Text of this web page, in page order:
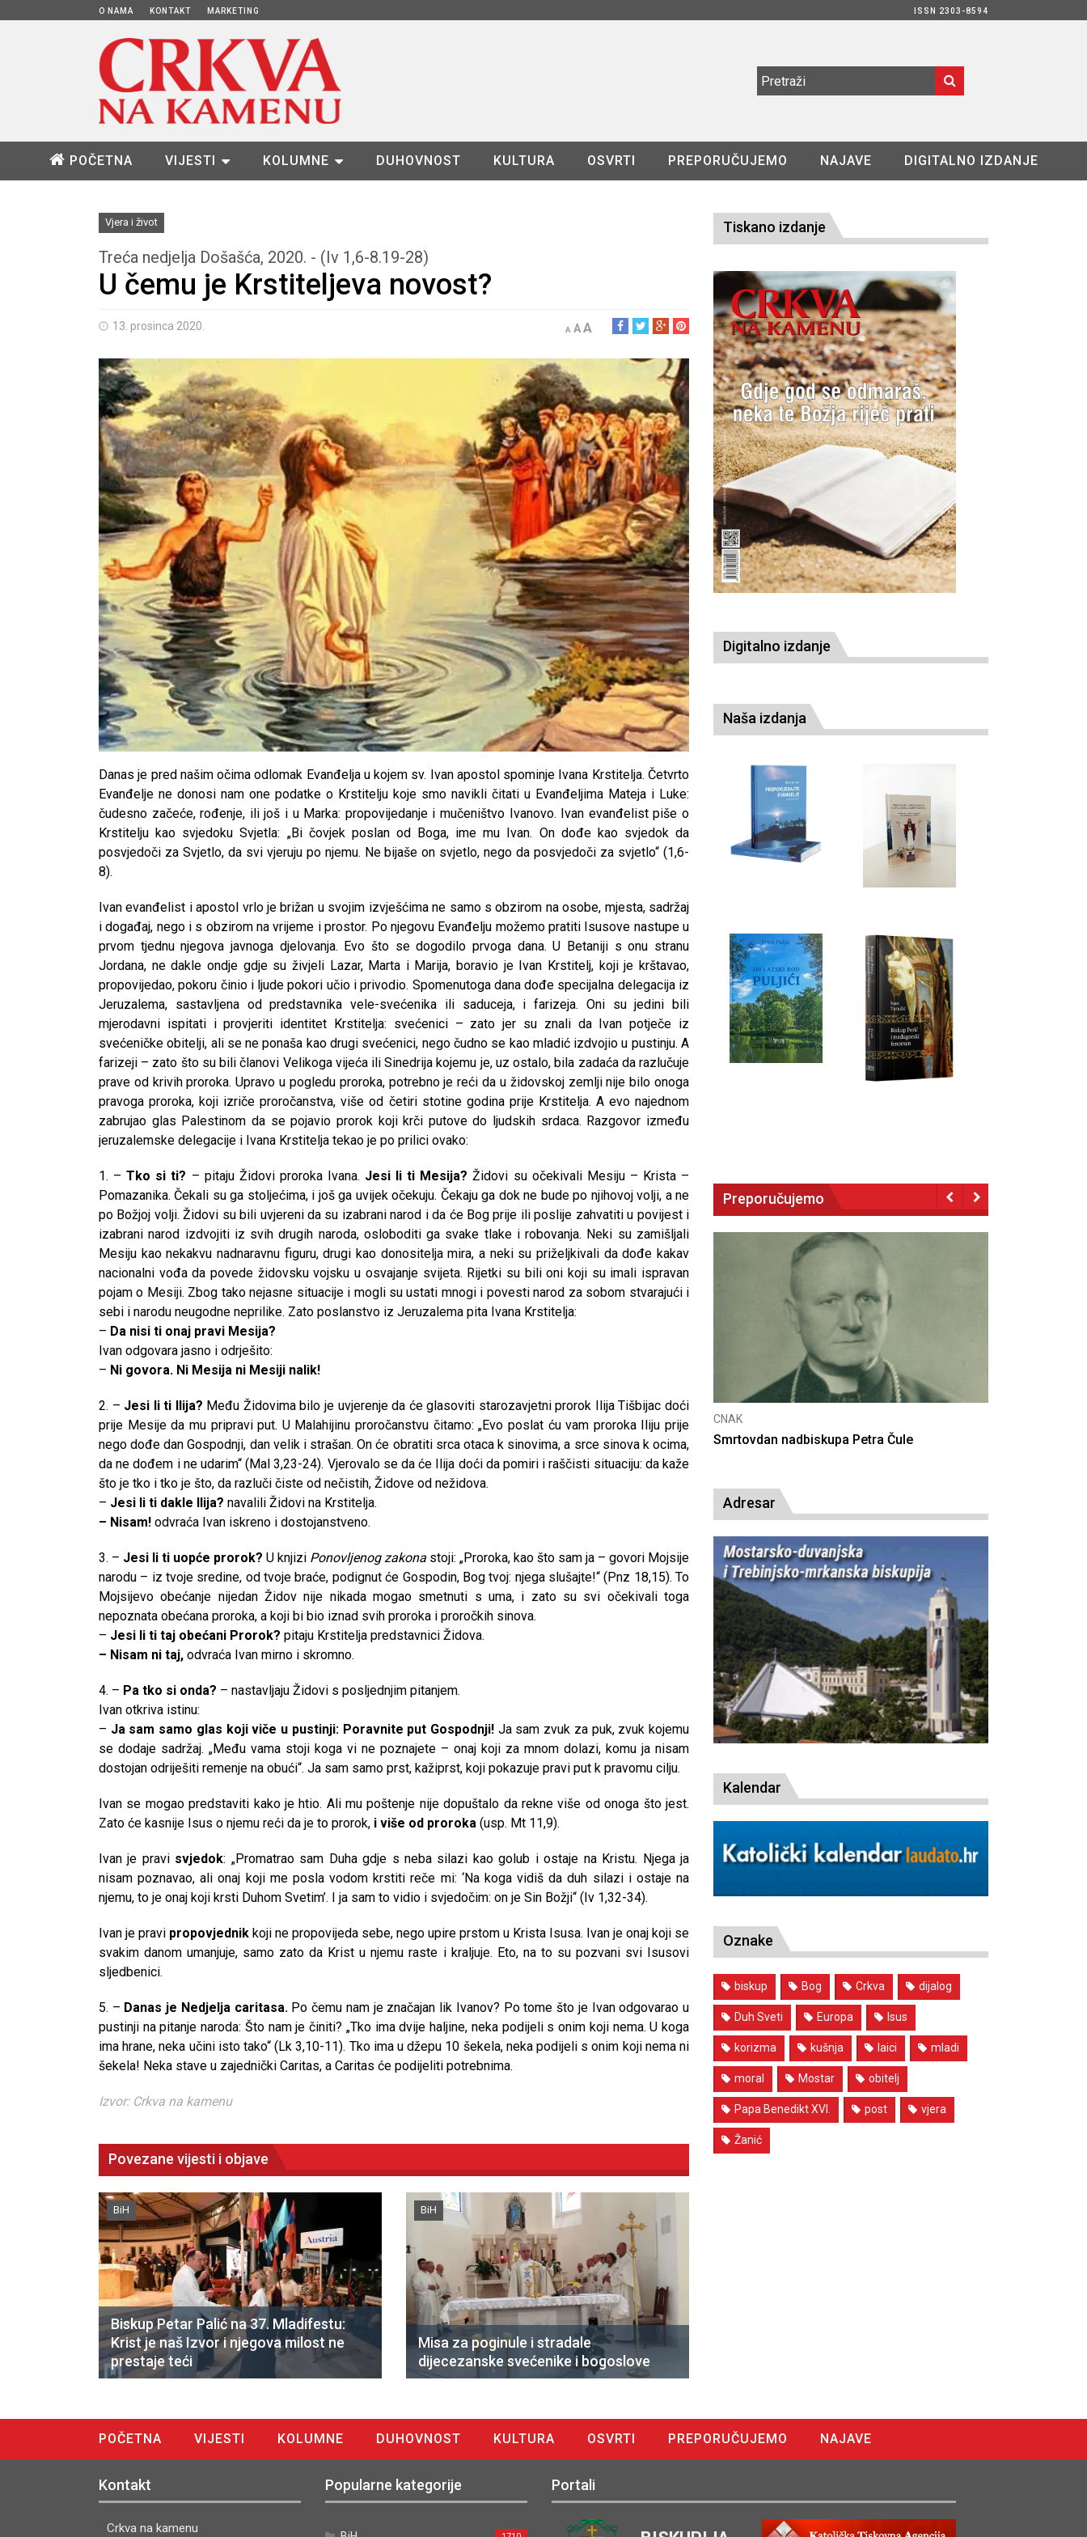
O NAMA KONTAKT MARKETING ISSN 2303-8594
POČETNA VIJESTI KOLUMNE DUHOVNOST KULTURA OSVRTI PREPORUČUJEMO NAJAVE DIGITALNO IZDANJE
Vjera i život
Treća nedjelja Došašća, 2020. - (Iv 1,6-8.19-28)
U čemu je Krstiteljeva novost?
13. prosinca 2020. A AA
Danas je pred našim očima odlomak Evanđelja u kojem sv. Ivan apostol spominje Ivana Krstitelja. Četvrto
Evanđelje ne donosi nam one podatke o Krstitelju koje smo navikli čitati u Evanđeljima Mateja i Luke:
čudesno začeće, rođenje, ili još i u Marka: propovijedanje i mučeništvo Ivanovo. Ivan evanđelist piše o
Krstitelju kao svjedoku Svjetla: „Bi čovjek poslan od Boga, ime mu Ivan. On dođe kao svjedok da
posvjedoči za Svjetlo, da svi vjeruju po njemu. Ne bijaše on svjetlo, nego da posvjedoči za svjetlo“ (1,6-
8).
Ivan evanđelist i apostol vrlo je brižan u svojim izvješćima ne samo s obzirom na osobe, mjesta, sadržaj
i događaj, nego i s obzirom na vrijeme i prostor. Po njegovu Evanđelju možemo pratiti Isusove nastupe u
prvom tjednu njegova javnoga djelovanja. Evo što se dogodilo prvoga dana. U Betaniji s onu stranu
Jordana, ne dakle ondje gdje su živjeli Lazar, Marta i Marija, boravio je Ivan Krstitelj, koji je krštavao,
propovijedao, pokoru činio i ljude pokori učio i privodio. Spomenutoga dana dođe specijalna delegacija iz
Jeruzalema, sastavljena od predstavnika vele-svećenika ili saduceja, i farizeja. Oni su jedini bili
mjerodavni ispitati i provjeriti identitet Krstitelja: svećenici – zato jer su znali da Ivan potječe iz
svećeničke obitelji, ali se ne ponaša kao drugi svećenici, nego čudno se kao mladić izdvojio u pustinju. A
farizeji – zato što su bili članovi Velikoga vijeća ili Sinedrija kojemu je, uz ostalo, bila zadaća da razlučuje
prave od krivih proroka. Upravo u pogledu proroka, potrebno je reći da u židovskoj zemlji nije bilo onoga
pravoga proroka, koji izriče proročanstva, više od četiri stotine godina prije Krstitelja. A evo najednom
zabrujao glas Palestinom da se pojavio prorok koji krči putove do ljudskih srdaca. Razgovor između
jeruzalemske delegacije i Ivana Krstitelja tekao je po prilici ovako:
1. –Tko si ti? – pitaju Židovi proroka Ivana. Jesi li ti Mesija? Židovi su očekivali Mesiju – Krista –
Pomazanika. Čekali su ga stoljećima, i još ga uvijek očekuju. Čekaju ga dok ne bude po njihovoj volji, a ne
po Božjoj volji. Židovi su bili uvjereni da su izabrani narod i da će Bog prije ili poslije zahvatiti u povijest i
izabrani narod izdvojiti iz svih drugih naroda, osloboditi ga svake tlake i robovanja. Neki su zamišljali
Mesiju kao nekakvu nadnaravnu figuru, drugi kao donositelja mira, a neki su priželjkivali da dođe kakav
nacionalni vođa da povede židovsku vojsku u osvajanje svijeta. Rijetki su bili oni koji su imali ispravan
pojam o Mesiji. Zbog tako nejasne situacije i mogli su ustati mnogi i povesti narod za sobom stvarajući i
sebi i narodu neugodne neprilike. Zato poslanstvo iz Jeruzalema pita Ivana Krstitelja:
– Da nisi ti onaj pravi Mesija?
Ivan odgovara jasno i odrješito:
– Ni govora. Ni Mesija ni Mesiji nalik!
2. – Jesi li ti Ilija? Među Židovima bilo je uvjerenje da će glasoviti starozavjetni prorok Ilija Tišbijac doći
prije Mesije da mu pripravi put. U Malahijinu proročanstvu čitamo: „Evo poslat ću vam proroka Iliju prije
nego dođe dan Gospodnji, dan velik i strašan. On će obratiti srca otaca k sinovima, a srce sinova k ocima,
da ne dođem i ne udarim“ (Mal 3,23-24). Vjerovalo se da će Ilija doći da pomiri i raščisti situaciju: da kaže
što je tko i tko je što, da razluči čiste od nečistih, Židove od nežidova.
– Jesi li ti dakle Ilija? navalili Židovi na Krstitelja.
– Nisam! odvraća Ivan iskreno i dostojanstveno.
3. – Jesi li ti uopće prorok? U knjizi Ponovljenog zakona stoji: „Proroka, kao što sam ja – govori Mojsije
narodu – iz tvoje sredine, od tvoje braće, podignut će Gospodin, Bog tvoj: njega slušajte!“ (Pnz 18,15). To
Mojsijevo obećanje nijedan Židov nije nikada mogao smetnuti s uma, i zato su svi očekivali toga
nepoznata obećana proroka, a koji bi bio iznad svih proroka i proročkih sinova.
– Jesi li ti taj obećani Prorok? pitaju Krstitelja predstavnici Židova.
– Nisam ni taj, odvraća Ivan mirno i skromno.
4. – Pa tko si onda? – nastavljaju Židovi s posljednjim pitanjem.
Ivan otkriva istinu:
– Ja sam samo glas koji viče u pustinji: Poravnite put Gospodnji!Ja sam zvuk za puk, zvuk kojemu
se dodaje sadržaj. „Među vama stoji koga vi ne poznajete – onaj koji za mnom dolazi, komu ja nisam
dostojan odriješiti remenje na obući“. Ja sam samo prst, kažiprst, koji pokazuje pravi put k pravomu cilju.
Ivan se mogao predstaviti kako je htio. Ali mu poštenje nije dopuštalo da rekne više od onoga što jest.
Zato će kasnije Isus o njemu reći da je to prorok, i više od proroka (usp. Mt 11,9).
Ivan je pravi svjedok: „Promatrao sam Duha gdje s neba silazi kao golub i ostaje na Kristu. Njega ja
nisam poznavao, ali onaj koji me posla vodom krstiti reče mi: ‘Na koga vidiš da duh silazi i ostaje na
njemu, to je onaj koji krsti Duhom Svetim’. I ja sam to vidio i svjedočim: on je Sin Božji“ (Iv 1,32-34).
Ivan je pravi propovjednik koji ne propovijeda sebe, nego upire prstom u Krista Isusa. Ivan je onaj koji se
svakim danom umanjuje, samo zato da Krist u njemu raste i kraljuje. Eto, na to su pozvani svi Isusovi
sljedbenici.
5. – Danas je Nedjelja caritasa.Po čemu nam je značajan lik Ivanov? Po tome što je Ivan odgovarao u
pustinji na pitanje naroda: Što nam je činiti? „Tko ima dvije haljine, neka podijeli s onim koji nema. U koga
ima hrane, neka učini isto tako“ (Lk 3,10-11). Tko ima u džepu 10 šekela, neka podijeli s onim koji nema ni
šekela! Neka stave u zajednički Caritas, a Caritas će podijeliti potrebnima.
Izvor: Crkva na kamenu
Povezane vijesti i objave
BiH
Biskup Petar Palić na 37. Mladifestu:
Krist je naš Izvor i njegova milost ne
prestaje teći
BiH
Misa za poginule i stradale
dijecezanske svećenike i bogoslove
Tiskano izdanje
Digitalno izdanje
Naša izdanja
Preporučujemo
CNAK
Kad se nasilje pretvara u optužnicu
CNAK
Smrtovdan nadbiskupa Petra Čule
Deseta obljetnica poništenja komunističke
Adresar
Kalendar
Oznake
biskup Bog Crkva dijalog
Duh Sveti Europa Isus
korizma kušnja laici mladi
moral Mostar obitelj
Papa Benedikt XVI. post vjera
Žanić
POČETNA VIJESTI KOLUMNE DUHOVNOST KULTURA OSVRTI PREPORUČUJEMO
NAJAVE
Kontakt
Crkva na kamenu
Popularne kategorije Portali